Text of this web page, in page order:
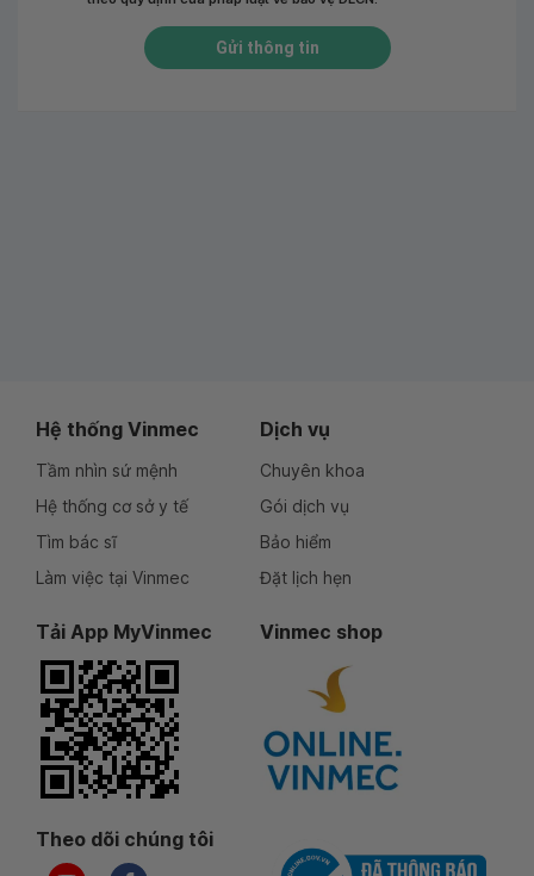
Gửi thông tin
Hệ thống Vinmec
Tầm nhìn sứ mệnh
Hệ thống cơ sở y tế
Tìm bác sĩ
Làm việc tại Vinmec
Dịch vụ
Chuyên khoa
Gói dịch vụ
Bảo hiểm
Đặt lịch hẹn
Tải App MyVinmec Vinmec shop
Theo dõi chúng tôi